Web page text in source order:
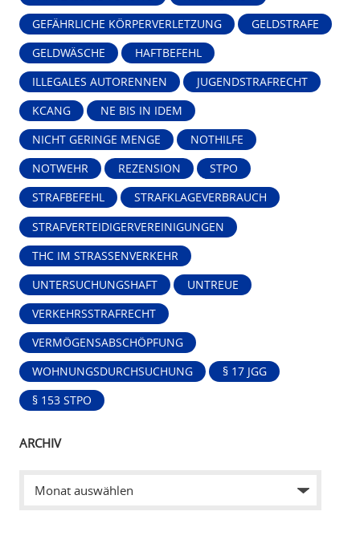
GEFÄHRLICHE KÖRPERVERLETZUNG GELDSTRAFE
GELDWÄSCHE HAFTBEFEHL
ILLEGALES AUTORENNEN JUGENDSTRAFRECHT
KCANG NE BIS IN IDEM
NICHT GERINGE MENGE NOTHILFE
NOTWEHR REZENSION STPO
STRAFBEFEHL STRAFKLAGEVERBRAUCH
STRAFVERTEIDIGERVEREINIGUNGEN
THC IM STRASSENVERKEHR
UNTERSUCHUNGSHAFT UNTREUE
VERKEHRSSTRAFRECHT
VERMÖGENSABSCHÖPFUNG
WOHNUNGSDURCHSUCHUNG § 17 JGG
§ 153 STPO
ARCHIV